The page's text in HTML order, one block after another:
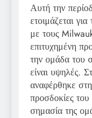
Αυτή την
ετοιμάζεται
με τους
επιτυχημένη
την ομάδα του
είναι υψηλές.
αναφέρθηκε
προσδοκίες του
σημασία της